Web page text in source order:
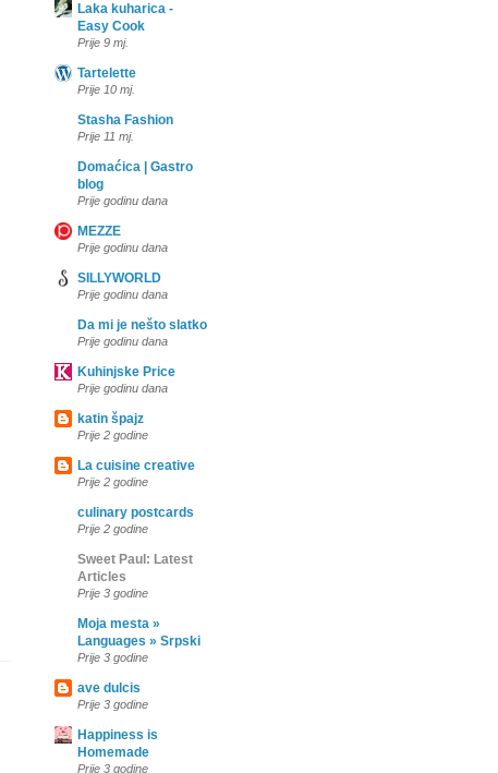
Laka kuharica -
Easy Cook
Prije 9 mj.
Tartelette
Prije 10 mj.
Stasha Fashion
Prije 11 mj.
Domaćica | Gastro
blog
Prije godinu dana
MEZZE
Prije godinu dana
SILLYWORLD
Prije godinu dana
Da mi je nešto slatko
Prije godinu dana
Kuhinjske Price
Prije godinu dana
katin špajz
Prije 2 godine
La cuisine creative
Prije 2 godine
culinary postcards
Prije 2 godine
Sweet Paul: Latest
Articles
Prije 3 godine
Moja mesta »
Languages » Srpski
Prije 3 godine
ave dulcis
Prije 3 godine
Happiness is
Homemade
Prije 3 godine